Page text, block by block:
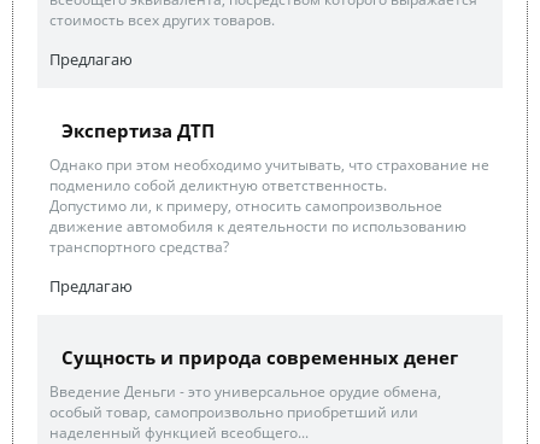
стоимость всех других товаров.
Предлагаю
Экспертиза ДТП
Однако при этом необходимо учитывать, что страхование не
подменило собой деликтную ответственность.
Допустимо ли, к примеру, относить самопроизвольное
движение автомобиля к деятельности по использованию
транспортного средства?
Предлагаю
Сущность и природа современных денег
Введение Деньги - это универсальное орудие обмена,
особый товар, самопроизвольно приобретший или
наделенный функцией всеобщего...